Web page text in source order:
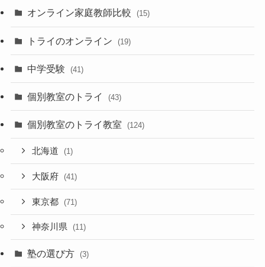
オンライン家庭教師比較 (15)
トライのオンライン (19)
中学受験 (41)
個別教室のトライ (43)
個別教室のトライ教室 (124)
北海道 (1)
大阪府 (41)
東京都 (71)
神奈川県 (11)
塾の選び方 (3)